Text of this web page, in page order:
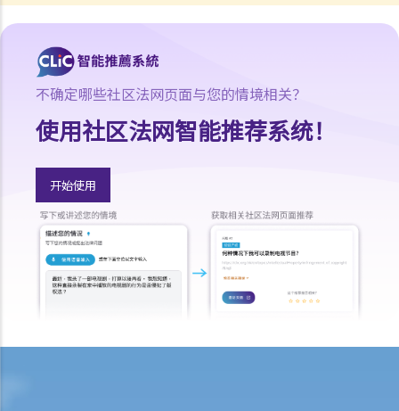
如何展开民事诉讼
1. 劳资审裁处会处理甚么民事案件？
2. 小额钱债审裁处会处理甚么民事案件？
3. 区域法院会处理甚么民事案件？
4. 高等法院原讼法庭会处理甚么民事案件？
5. 我是否需要聘用律师处理我的案件？若与讼一方是有限公司，情况是
否不同？
1. 法官会否考虑到无律师代表诉讼人在理解法庭程序方面处于不利地
位，而向他们提供法律意见？
2. 我可以请朋友代表我在法庭上发言吗？
6. 如果精神上无行为能力的人或未成年人要展开诉讼，该怎么办？
7. 如何在区域法院或高等法院向他人展开民事诉讼？
(writ of summons)还是以原诉传票(originating summons)展开法律程
不确定哪些社区法网页面与您的情境相关？
使用社区法网智能推荐系统！
开始使用